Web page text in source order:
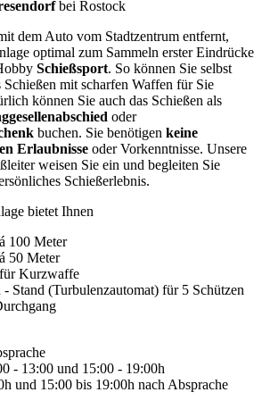
bei Rostock
dem Auto vom Stadtzentrum entfernt,
optimal zum Sammeln erster Eindrücke
Schießsport. So können Sie selbst
Schießen mit scharfen Waffen für Sie
können Sie auch das Schießen als
oder
buchen. Sie benötigen keine
Erlaubnisse oder Vorkenntnisse. Unsere
weisen Sie ein und begleiten Sie
Schießerlebnis.
bietet Ihnen
100 Meter
50 Meter
Kurzwaffe
- Stand (Turbulenzautomat) für 5 Schützen
- 13:00 und 15:00 - 19:00h
und 15:00 bis 19:00h nach Absprache